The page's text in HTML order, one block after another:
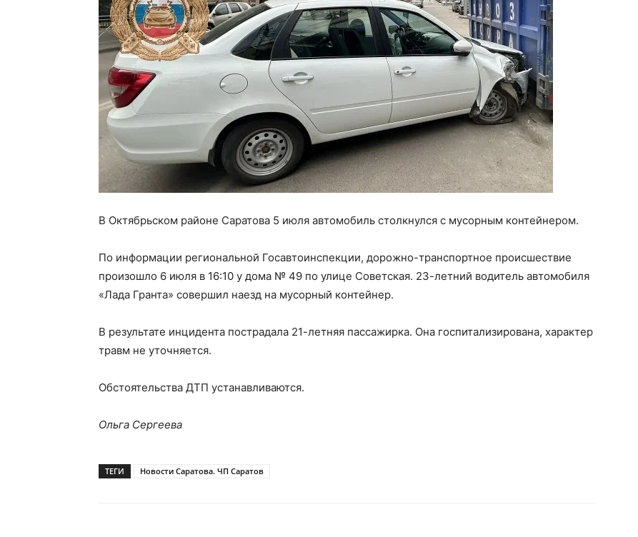
В Октябрьском районе Саратова 5 июля автомобиль столкнулся с мусорным контейнером.
По информации региональной Госавтоинспекции, дорожно-транспортное происшествие
произошло 6 июля в 16:10 у дома № 49 по улице Советская. 23-летний водитель автомобиля
«Лада Гранта» совершил наезд на мусорный контейнер.
В результате инцидента пострадала 21-летняя пассажирка. Она госпитализирована, характер
травм не уточняется.
Обстоятельства ДТП устанавливаются.
Ольга Сергеева
ТЕГИ Новости Саратова. ЧП Саратов